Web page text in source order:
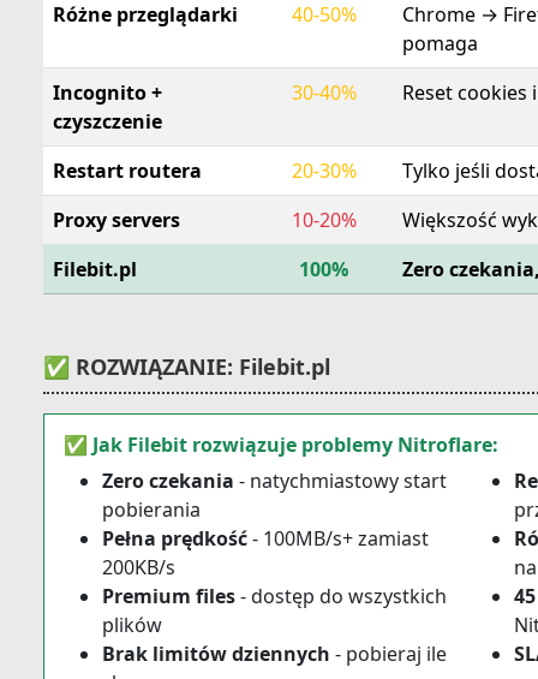
Różne przeglądarki
40-50%
Chrome →
pomaga
Incognito +
czyszczenie
30-40% Reset cookies
Restart routera 20-30%
Tylko jeśli
Proxy servers
10-20%
Większość
Filebit.pl
100% Zero
✅ ROZWIĄZANIE: Filebit.pl
✅ Jak Filebit rozwiązuje problemy Nitroflare:
Zero czekania - natychmiastowy start
pobierania
Pełna prędkość- 100MB/s+ zamiast
200KB/s
Premium files- dostęp do wszystkich
plików
Brak limitów dziennych - pobieraj ile